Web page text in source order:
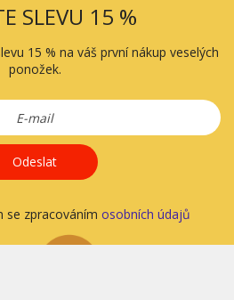
SLEVU 15 %
15 % na váš první nákup veselých
ponožek.
Odeslat
se zpracováním osobních údajů